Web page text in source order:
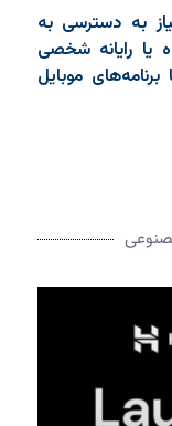
به دسترسی به
یا رایانه شخصی
موبایل